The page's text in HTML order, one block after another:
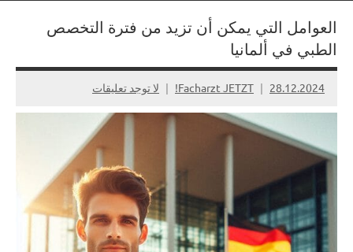
in
Germany,
Switzerland,
and
العوامل التي يمكن أن تزيد من فترة التخصص
الطبي في ألمانيا
28.12.2024
Facharzt JETZT! لا توجد تعليقات